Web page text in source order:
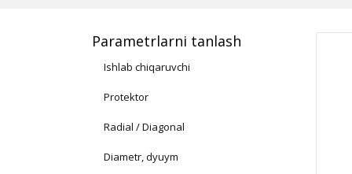
Parametrlarni tanlash
Ishlab chiqaruvchi
Protektor
Radial / Diagonal
Diametr, dyuym